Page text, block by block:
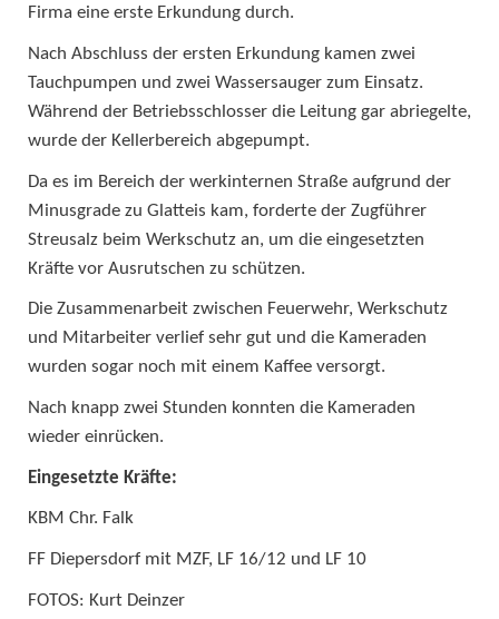
Firma eine erste Erkundung durch.
Nach Abschluss der ersten Erkundung kamen zwei
Tauchpumpen und zwei Wassersauger zum Einsatz.
Während der Betriebsschlosser die Leitung gar abriegelte,
wurde der Kellerbereich abgepumpt.
Da es im Bereich der werkinternen Straße aufgrund der
Minusgrade zu Glatteis kam, forderte der Zugführer
Streusalz beim Werkschutz an, um die eingesetzten
Kräfte vor Ausrutschen zu schützen.
Die Zusammenarbeit zwischen Feuerwehr, Werkschutz
und Mitarbeiter verlief sehr gut und die Kameraden
wurden sogar noch mit einem Kaffee versorgt.
Nach knapp zwei Stunden konnten die Kameraden
wieder einrücken.
Eingesetzte Kräfte:
KBM Chr. Falk
FF Diepersdorf mit MZF, LF 16/12 und LF 10
FOTOS: Kurt Deinzer